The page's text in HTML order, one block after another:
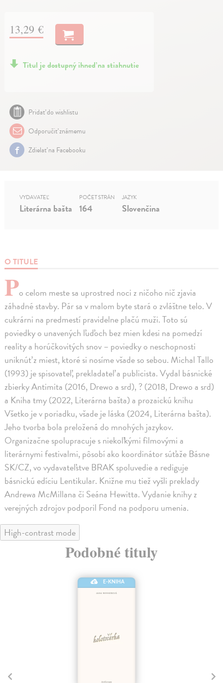
13,29 €
Titul je dostupný ihneď na stiahnutie
Pridať do wishlistu
Odporučiť známemu
Zdielať na Facebooku
O TITULE
Po celom meste sa uprostred noci z ničoho nič zjavia
záhadné stavby. Pár sa v malom byte stará o zvláštne telo. V
cukrárni na predmestí pravidelne plačú muži. Toto sú
poviedky o unavených ľuďoch bez mien kdesi na pomedzí
reality a horúčkovitých snov – poviedky o neschopnosti
uniknúť z miest, ktoré si nosíme všade so sebou. Michal Tallo
(1993) je spisovateľ, prekladateľ a publicista. Vydal básnické
zbierky Antimita (2016, Drewo a srd), ? (2018, Drewo a srd)
a Kniha tmy (2022, Literárna bašta) a prozaickú knihu
Všetko je v poriadku, všade je láska (2024, Literárna bašta).
Jeho tvorba bola preložená do mnohých jazykov.
Organizačne spolupracuje s niekoľkými filmovými a
literárnymi festivalmi, pôsobí ako koordinátor súťaže Básne
SK/CZ, vo vydavateľstve BRAK spoluvedie a rediguje
básnickú edíciu Lentikular. Knižne mu tiež vyšli preklady
Andrewa McMillana či Seána Hewitta. Vydanie knihy z
verejných zdrojov podporil Fond na podporu umenia.
VYDAVATEĽ
Literárna bašta
POČET STRÁN
164
JAZYK
Slovenčina
High-contrast mode
Podobné tituly
E-KNIHA